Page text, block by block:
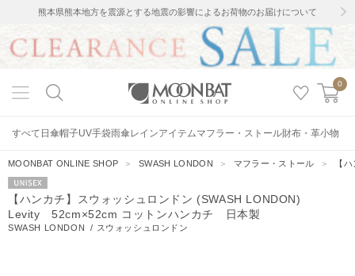
熊本県熊本地方を震源とする地震の影響によるお荷物のお届けについて
0
すべて 日傘帽子UV手袋雨傘レインアイテムマフラー・ストール財布・革小物
MOONBAT ONLINE SHOP ＞SWASH LONDON ＞ マフラー・ストール ＞ 【
UNISEX
【ハンカチ】スウォッシュロンドン (SWASH LONDON)
Levity 52cm×52cm コットンハンカチ 日本製
SWASH LONDON / スウォッシュロンドン